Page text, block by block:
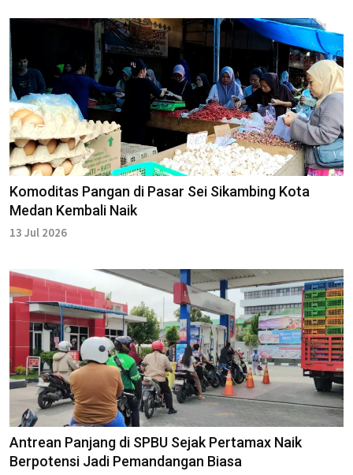
Komoditas Pangan di Pasar Sei Sikambing Kota
Medan Kembali Naik
13 Jul 2026
Antrean Panjang di SPBU Sejak Pertamax Naik
Berpotensi Jadi Pemandangan Biasa